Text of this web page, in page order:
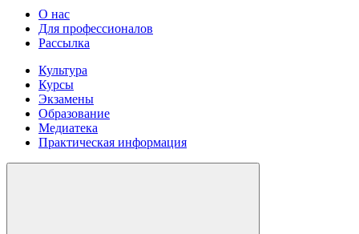
О нас
Для профессионалов
Рассылка
Культура
Курсы
Экзамены
Образование
Медиатека
Практическая информация